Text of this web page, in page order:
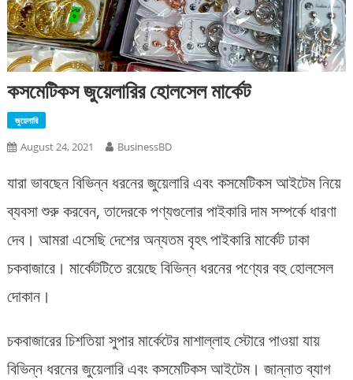
কসমেটিকস জুয়েলারির হোলসেল মার্কেট
জুয়েলারি
August 24, 2021 BusinessBD
যারা ভাবছেন বিভিন্ন ধরনের জুয়েলারি এবং কসমেটিকস আইটেম নিয়ে
ব্যবসা শুরু করবেন, তাদেরকে পণ্যগুলোর পাইকারি দাম সম্পর্কে ধারণা
দেব। আমরা এসেছি দেশের অন্যতম বৃহৎ পাইকারি মার্কেট ঢাকা
চকবাজারে। মার্কেটটিতে রয়েছে বিভিন্ন ধরনের পণ্যের বহু হোলসেল
দোকান।
চকবাজারের চিশতিয়া সুপার মার্কেটের মাশাল্লাহ স্টোরে পাওয়া যায়
বিভিন্ন ধরনের জুয়েলারি এবং কসমেটিকস আইটেম। জান্নাত ব্যাগ